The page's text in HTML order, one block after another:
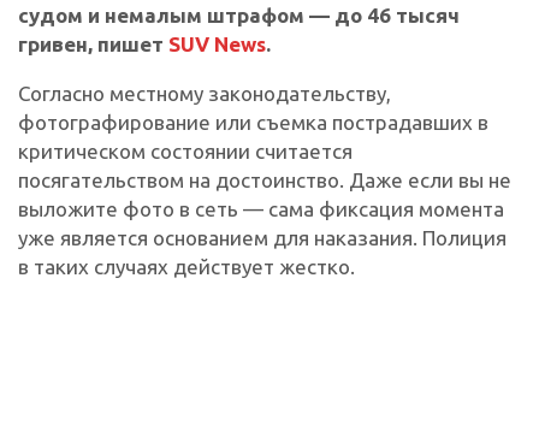
судом и немалым штрафом — до 46 тысяч
гривен, пишет SUV News.
Согласно местному законодательству,
фотографирование или съемка пострадавших в
критическом состоянии считается
посягательством на достоинство. Даже если вы не
выложите фото в сеть — сама фиксация момента
уже является основанием для наказания. Полиция
в таких случаях действует жестко.